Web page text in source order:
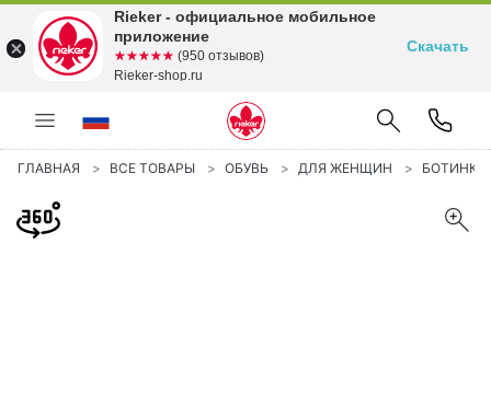
ГЛАВНАЯ ВСЕ ТОВАРЫ ОБУВЬ ДЛЯ ЖЕНЩИН БОТИНКИ
Rieker - официальное мобильное
приложение
☆☆☆☆☆
★★★★★ (950 отзывов)
Rieker-shop.ru
Скачать